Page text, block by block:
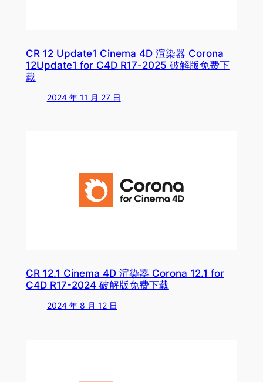
CR 12 Update1 Cinema 4D 渲染器 Corona
12Update1 for C4D R17-2025 破解版免费下
载
2024 年 11 月 27 日
CR 12.1 Cinema 4D 渲染器 Corona 12.1 for
C4D R17-2024 破解版免费下载
2024 年 8 月 12 日